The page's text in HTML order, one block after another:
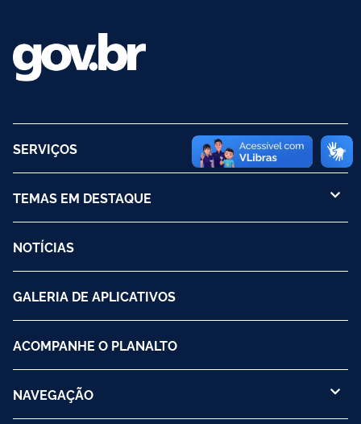
SERVIÇOS
TEMAS EM DESTAQUE
NOTÍCIAS
GALERIA DE APLICATIVOS
ACOMPANHE O PLANALTO
NAVEGAÇÃO